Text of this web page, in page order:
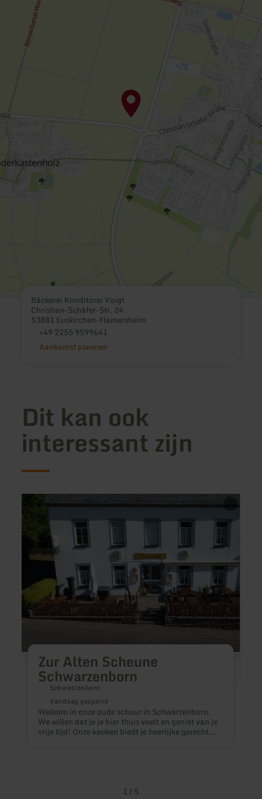
Bäckerei Konditorei Voigt
Christian-Schäfer-Str. 24
53881 Euskirchen-Flamersheim
+49 2255 9599641
Aankomst plannen
Dit kan ook
interessant zijn
Zur Alten Scheune
Schwarzenborn
Schwarzenborn
Vandaag geopend
Welkom in onze oude schuur in Schwarzenborn.
We willen dat je je hier thuis voelt en geniet van je
vrije tijd! Onze keuken biedt je heerlijke gerechten
meer
informatie
over:
Scheune
Schwarzenborn
1177
1 / 5